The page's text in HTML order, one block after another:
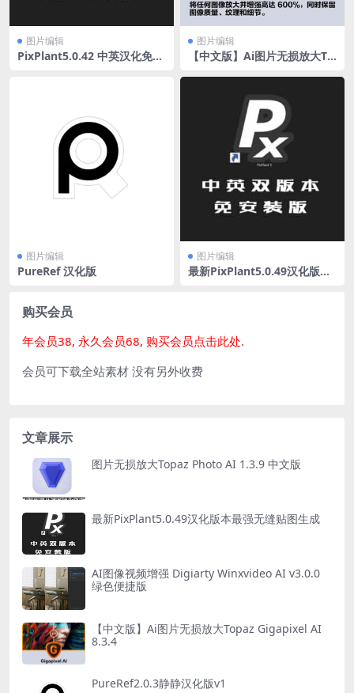
图片编辑
PixPlant5.0.42 中英汉化免安
图片编辑
【中文版】Ai图片无损放大To
图片编辑
PureRef 汉化版
图片编辑
最新PixPlant5.0.49汉化版本
购买会员
年会员38, 永久会员68, 购买会员点击此处.
会员可下载全站素材 没有另外收费
文章展示
图片无损放大Topaz Photo AI 1.3.9 中文版
最新PixPlant5.0.49汉化版本最强无缝贴图生成
AI图像视频增强 Digiarty Winxvideo AI v3.0.0
绿色便捷版
【中文版】Ai图片无损放大Topaz Gigapixel AI
8.3.4
PureRef2.0.3静静汉化版v1